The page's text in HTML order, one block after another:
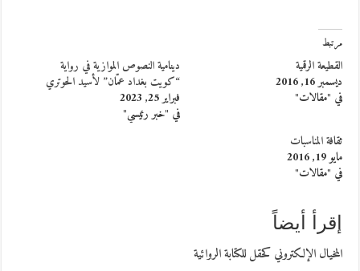
مرتبط
القطيعة الرقمية
ديسمبر 16, 2016
في "مقالات"
دينامية النصوص الموازية في رواية
“كويت بغداد عمّان” لأسيد الحوتري
فبراير 25, 2023
في "خبر رئيسي"
ثقافة المناسبات
مايو 19, 2016
في "مقالات"
إقرأ أيضاً
المخيال الإلكتروني كحقل للكتابة الروائية